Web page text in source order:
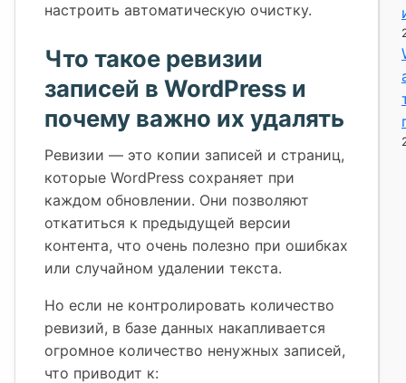
настроить автоматическую очистку.
Что такое ревизии
записей в WordPress и
почему важно их удалять
Ревизии — это копии записей и страниц,
которые WordPress сохраняет при
каждом обновлении. Они позволяют
откатиться к предыдущей версии
контента, что очень полезно при ошибках
или случайном удалении текста.
Но если не контролировать количество
ревизий, в базе данных накапливается
огромное количество ненужных записей,
что приводит к: